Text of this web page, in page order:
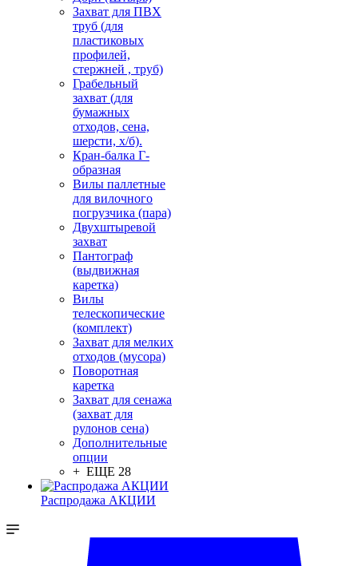
Захват для ПВХ
труб (для
пластиковых
профилей,
стержней , труб)
Грабельный
захват (для
бумажных
отходов, сена,
шерсти, х/б).
Кран-балка Г-
образная
Вилы паллетные
для вилочного
погрузчика (пара)
Двухштыревой
захват
Пантограф
(выдвижная
каретка)
Вилы
телескопические
(комплект)
Захват для мелких
отходов (мусора)
Поворотная
каретка
Захват для сенажа
(захват для
рулонов сена)
Дополнительные
опции
+ ЕЩЕ 28
Распродажа АКЦИИ